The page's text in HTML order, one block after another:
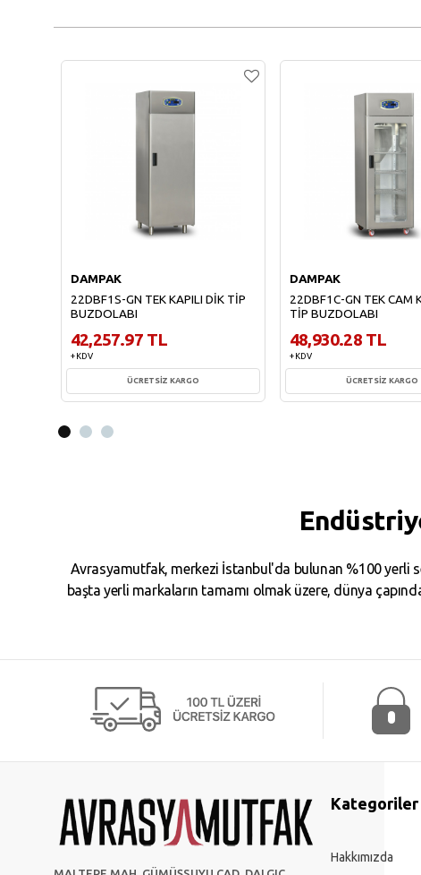
DAMPAK
22DBF1S-GN TEK KAPILI DİK TİP
BUZDOLABI
42,257.97 TL
+ KDV
ÜCRETSİZ KARGO
DAMPAK
22DBF1C-GN TEK CAM
TİP BUZDOLABI
48,930.28 TL
+ KDV
ÜCRETSİZ KARGO
Avrasyamutfak, merkezi İstanbul'da bulunan %100 yerli
başta yerli markaların tamamı olmak üzere, dünya
Kategoriler
Hakkımızda